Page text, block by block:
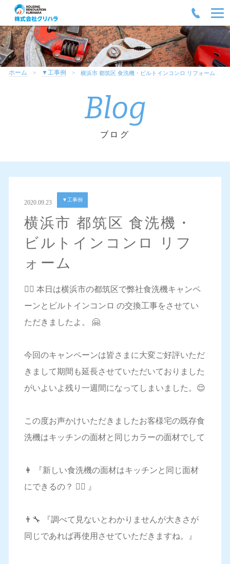
ホーム ▼工事例 横浜市 都筑区 食洗機・ビルトインコンロ リフォーム
Blog
ブログ
2020.09.23 ▼工事例
横浜市 都筑区 食洗機・
ビルトインコンロ リフ
ォーム
💁‍♀️ 本日は横浜市の都筑区で弊社食洗機キャンペ
ーンとビルトインコンロ の交換工事をさせてい
ただきましたよ。 🤗
今回のキャンペーンは皆さまに大変ご好評いただ
きまして期間も延長させていただいておりました
がいよいよ残り一週間になってしまいました。😌
この度お声かけいただきましたお客様宅の既存食
洗機はキッチンの面材と同じカラーの面材でして
👩 『新しい食洗機の面材はキッチンと同じ面材
にできるの？ 🤷‍♀️ 』
👨‍🔧 『調べて見ないとわかりませんが大きさが
同じであれば再使用させていただきますね。』